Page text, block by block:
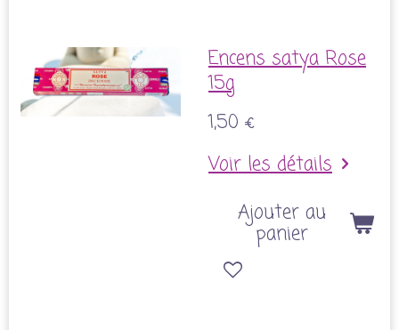
Encens satya Rose
15g
1,50 €
Voir les détails
Ajouter au
panier